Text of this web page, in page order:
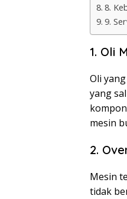
8.
9.
1. Oli
Oli
yang
mesin
2.
Mesin
tidak